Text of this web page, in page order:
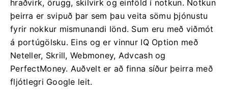
hraðvirk, örugg, skilvirk og einföld í notkun. Notkun
þeirra er svipuð þar sem þau veita sömu þjónustu
fyrir nokkur mismunandi lönd. Sum eru með viðmót
á portúgölsku. Eins og er vinnur IQ Option með
Neteller, Skrill, Webmoney, Advcash og
PerfectMoney. Auðvelt er að finna síður þeirra með
fljótlegri Google leit.